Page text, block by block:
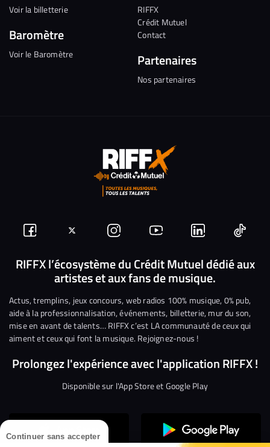
Continuer sans accepter
Voir la billetterie
Baromètre
Voir le Baromètre
RIFFX
Crédit Mutuel
Contact
Partenaires
Nos partenaires
Suivez-
nous
Facebook
Suivez-
nous
sur
Twitter
Nous
rejoindre
sur
Instagram
Nous
rejoindre
sur
YouTube
Nous
rejoindre
sur
Linkedin
Nous
RIFFX l’écosystème du Crédit Mutuel dédié aux
artistes et aux fans de musique.
Actus, tremplins, jeux concours, web radios 100% musique, 0% pub,
aide à la professionnalisation, événements, billetterie, mur du son,
mise en avant de talents… RIFFX c’est LA communauté de ceux qui
aiment et ceux qui font la musique. Rejoignez-nous !
Prolongez l'expérience avec l'application RIFFX !
Disponible sur l'App Store et Google Play